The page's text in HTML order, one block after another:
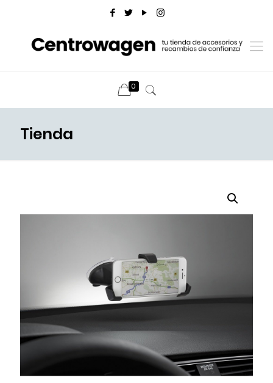
0
Tienda